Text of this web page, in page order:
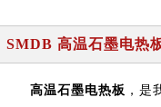
SMDB 高温石墨电热
高温石墨电热板 ，是